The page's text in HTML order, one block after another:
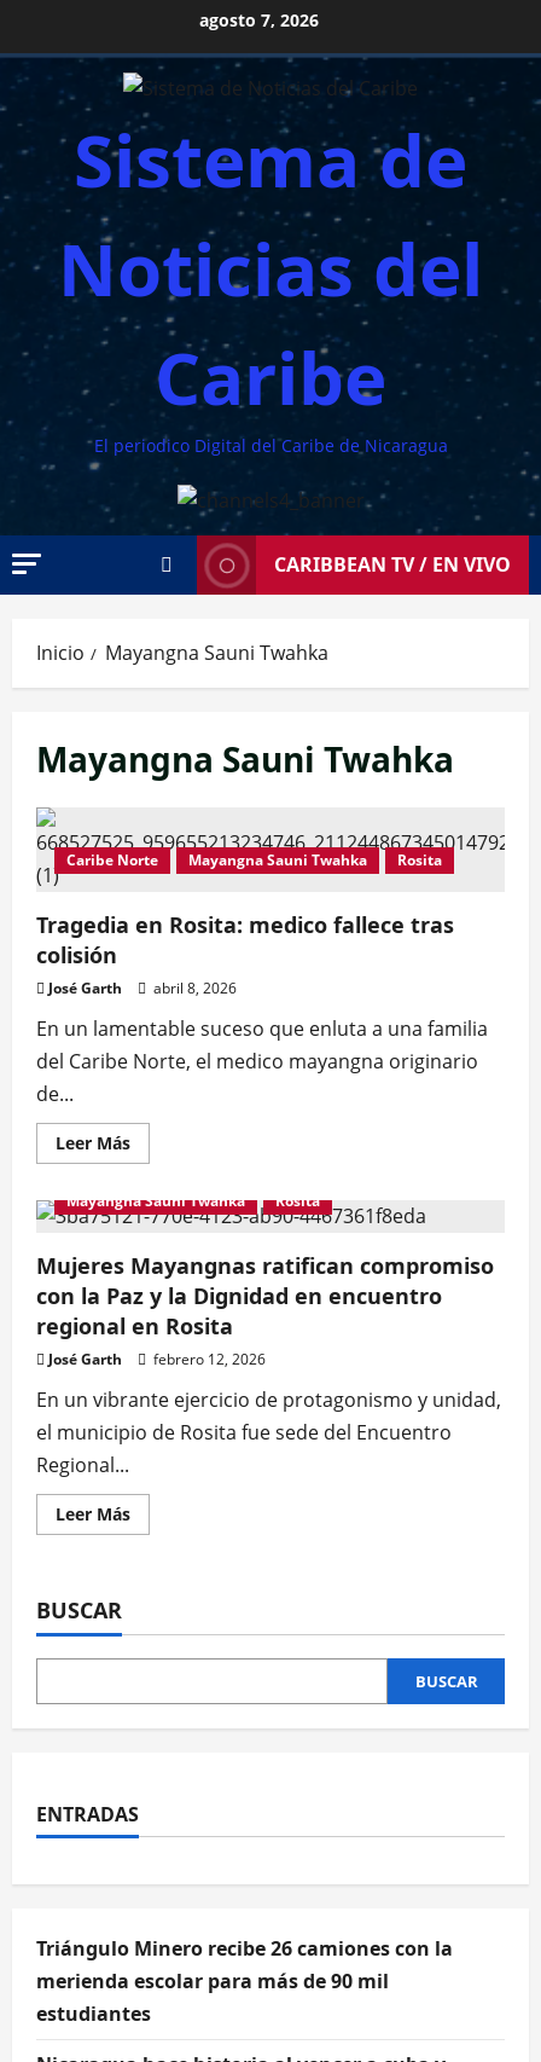
al
contenido
agosto 7, 2026
Sistema de
Noticias del
Caribe
El periodico Digital del Caribe de Nicaragua
CARIBBEAN TV / EN VIVO
Inicio Mayangna Sauni Twahka
Mayangna Sauni Twahka
Caribe Norte Mayangna Sauni Twahka Rosita
Tragedia en Rosita: medico fallece tras
colisión
José Garth abril 8, 2026
En un lamentable suceso que enluta a una familia
del Caribe Norte, el medico mayangna originario
de...
Leer MásLeer
más
Tragedia
en
medico
fallece
tras
colisión
Caribe Norte
Mayangna Sauni Twahka
Rosita
Mujeres Mayangnas ratifican compromiso
con la Paz y la Dignidad en encuentro
regional en Rosita
José Garth febrero 12, 2026
En un vibrante ejercicio de protagonismo y unidad,
el municipio de Rosita fue sede del Encuentro
Regional...
Leer MásLeer
más
compromiso
la
y
Dignidad
Rosita
BUSCAR
BUSCAR
ENTRADAS
Triángulo Minero recibe 26 camiones con la
merienda escolar para más de 90 mil
estudiantes